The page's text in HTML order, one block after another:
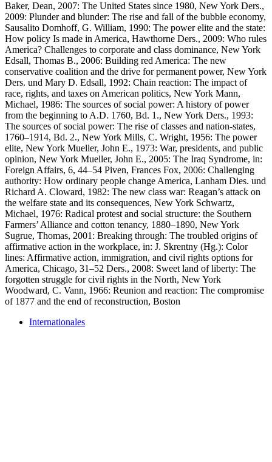
Baker, Dean, 2007: The United States since 1980, New York Ders.,
2009: Plunder and blunder: The rise and fall of the bubble economy,
Sausalito Domhoff, G. William, 1990: The power elite and the state:
How policy Is made in America, Hawthorne Ders., 2009: Who rules
America? Challenges to corporate and class dominance, New York
Edsall, Thomas B., 2006: Building red America: The new
conservative coalition and the drive for permanent power, New York
Ders. und Mary D. Edsall, 1992: Chain reaction: The impact of
race, rights, and taxes on American politics, New York Mann,
Michael, 1986: The sources of social power: A history of power
from the beginning to A.D. 1760, Bd. 1., New York Ders., 1993:
The sources of social power: The rise of classes and nation-states,
1760–1914, Bd. 2., New York Mills, C. Wright, 1956: The power
elite, New York Mueller, John E., 1973: War, presidents, and public
opinion, New York Mueller, John E., 2005: The Iraq Syndrome, in:
Foreign Affairs, 6, 44–54 Piven, Frances Fox, 2006: Challenging
authority: How ordinary people change America, Lanham Dies. und
Richard A. Cloward, 1982: The new class war: Reagan’s attack on
the welfare state and its consequences, New York Schwartz,
Michael, 1976: Radical protest and social structure: the Southern
Farmers’ Alliance and cotton tenancy, 1880–1890, New York
Sugrue, Thomas, 2001: Breaking through: The troubled origins of
affirmative action in the workplace, in: J. Skrentny (Hg.): Color
lines: Affirmative action, immigration, and civil rights options for
America, Chicago, 31–52 Ders., 2008: Sweet land of liberty: The
forgotten struggle for civil rights in the North, New York
Woodward, C. Vann, 1966: Reunion and reaction: The compromise
of 1877 and the end of reconstruction, Boston
Internationales